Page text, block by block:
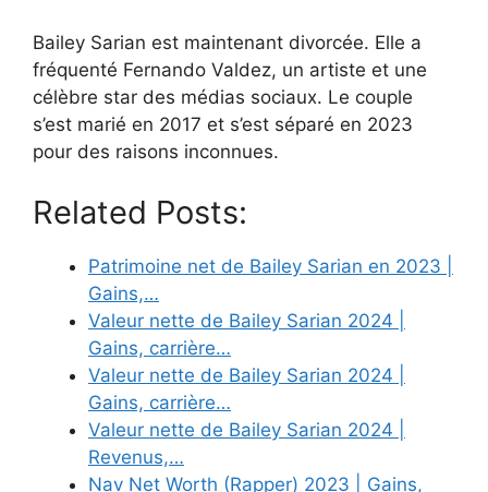
Bailey Sarian est maintenant divorcée. Elle a
fréquenté Fernando Valdez, un artiste et une
célèbre star des médias sociaux. Le couple
s’est marié en 2017 et s’est séparé en 2023
pour des raisons inconnues.
Related Posts:
Patrimoine net de Bailey Sarian en 2023 |
Gains,…
Valeur nette de Bailey Sarian 2024 |
Gains, carrière…
Valeur nette de Bailey Sarian 2024 |
Gains, carrière…
Valeur nette de Bailey Sarian 2024 |
Revenus,…
Nav Net Worth (Rapper) 2023 | Gains,